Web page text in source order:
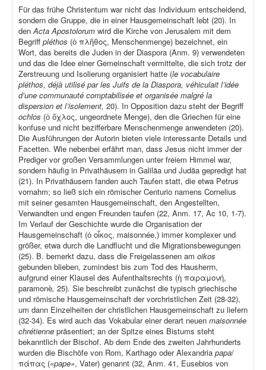
Für das frühe Christentum war nicht das Individuum entscheidend,
sondern die Gruppe, die in einer Hausgemeinschaft lebt (20). In
denActa Apostolorum wird die Kirche von Jerusalem mit dem
Begriff pléthos (ὁ πλῆθος, Menschenmenge) bezeichnet, ein
Wort, das bereits die Juden in der Diaspora (Anm. 9) verwendeten
und das die Idee einer Gemeinschaft vermittelte, die sich trotz der
Zerstreuung und Isolierung organisiert hatte (le vocabulaire
pléthos, déjà utilisé par les Juifs de la Diaspora, véhiculait l’idée
d’une communauté comptabilisée et organisée malgré la
dispersion et l’isolement, 20). In Opposition dazu steht der Begriff
ochlos (ὁ ὄχλος, ungeordnete Menge), den die Griechen für eine
konfuse und nicht bezifferbare Menschenmenge anwendeten (20).
Die Ausführungen der Autorin bieten viele interessante Details und
Facetten. Wie nebenbei erfährt man, dass Jesus nicht immer der
Prediger vor großen Versammlungen unter freiem Himmel war,
sondern häufig in Privathäusern in Galiläa und Judäa gepredigt hat
(21). In Privathäusern fanden auch Taufen statt, die etwa Petrus
vornahm; so ließ sich ein römischer Centurio namens Cornelius
mit seiner gesamten Hausgemeinschaft, den Angestellten,
Verwandten und engen Freunden taufen (22, Anm. 17, Ac 10, 1-7).
Im Verlauf der Geschichte wurde die Organisation der
Hausgemeinschaft (ὁ οἶκος, maisonnée,) immer komplexer und
größer, etwa durch die Landflucht und die Migrationsbewegungen
(25). B. bemerkt dazu, dass die Freigelassenen am oikos
gebunden blieben, zumindest bis zum Tod des Hausherrn,
aufgrund einer Klausel des Aufenthaltsrechts (ἡ παραμονή,
paramonè, 25). Sie beschreibt zunächst die typisch griechische
und römische Hausgemeinschaft der vorchristlichen Zeit (28-32),
um dann Einzelheiten der christlichen Hausgemeinschaft zu liefern
(32-34). Es wird auch das Vokabular einer derart neuen maisonnée
chrétienne präsentiert; an der Spitze eines Bistums steht
bekanntlich der Bischof. Ab dem Ende des zweiten Jahrhunderts
wurden die Bischöfe von Rom, Karthago oder Alexandria papa/
πάπας («pape», Vater) genannt (32, Anm. 41, Eusebios von